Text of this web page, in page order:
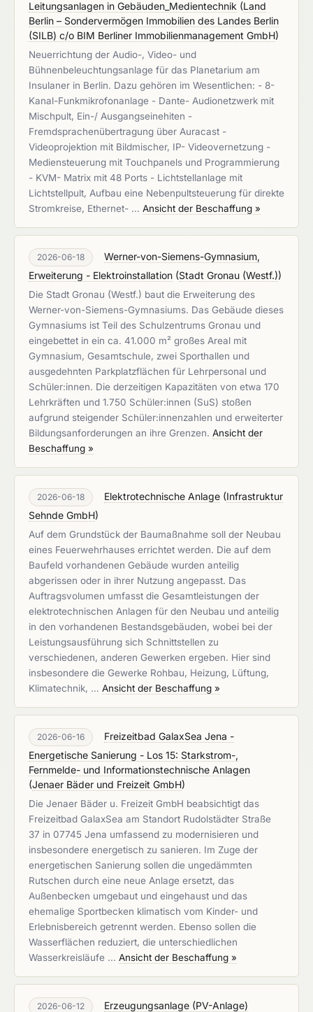
Leitungsanlagen in Gebäuden_Medientechnik (Land
Berlin – Sondervermögen Immobilien des Landes Berlin
(SILB) c/o BIM Berliner Immobilienmanagement GmbH)
Neuerrichtung der Audio-, Video- und
Bühnenbeleuchtungsanlage für das Planetarium am
Insulaner in Berlin. Dazu gehören im Wesentlichen: - 8-
Kanal-Funkmikrofonanlage - Dante- Audionetzwerk mit
Mischpult, Ein-/ Ausgangseinehiten -
Fremdsprachenübertragung über Auracast -
Videoprojektion mit Bildmischer, IP- Videovernetzung -
Mediensteuerung mit Touchpanels und Programmierung
- KVM- Matrix mit 48 Ports - Lichtstellanlage mit
Lichtstellpult, Aufbau eine Nebenpultsteuerung für direkte
Stromkreise, Ethernet- … Ansicht der Beschaffung »
2026-06-18
Werner-von-Siemens-Gymnasium,
Erweiterung - Elektroinstallation (Stadt Gronau (Westf.))
Die Stadt Gronau (Westf.) baut die Erweiterung des
Werner-von-Siemens-Gymnasiums. Das Gebäude dieses
Gymnasiums ist Teil des Schulzentrums Gronau und
eingebettet in ein ca. 41.000 m² großes Areal mit
Gymnasium, Gesamtschule, zwei Sporthallen und
ausgedehnten Parkplatzflächen für Lehrpersonal und
Schüler:innen. Die derzeitigen Kapazitäten von etwa 170
Lehrkräften und 1.750 Schüler:innen (SuS) stoßen
aufgrund steigender Schüler:innenzahlen und erweiterter
Bildungsanforderungen an ihre Grenzen. Ansicht der
Beschaffung »
2026-06-18 Elektrotechnische Anlage (Infrastruktur
Sehnde GmbH)
Auf dem Grundstück der Baumaßnahme soll der Neubau
eines Feuerwehrhauses errichtet werden. Die auf dem
Baufeld vorhandenen Gebäude wurden anteilig
abgerissen oder in ihrer Nutzung angepasst. Das
Auftragsvolumen umfasst die Gesamtleistungen der
elektrotechnischen Anlagen für den Neubau und anteilig
in den vorhandenen Bestandsgebäuden, wobei bei der
Leistungsausführung sich Schnittstellen zu
verschiedenen, anderen Gewerken ergeben. Hier sind
insbesondere die Gewerke Rohbau, Heizung, Lüftung,
Klimatechnik, … Ansicht der Beschaffung »
2026-06-16
Freizeitbad GalaxSea Jena -
Energetische Sanierung - Los 15: Starkstrom-,
Fernmelde- und Informationstechnische Anlagen
(Jenaer Bäder und Freizeit GmbH)
Die Jenaer Bäder u. Freizeit GmbH beabsichtigt das
Freizeitbad GalaxSea am Standort Rudolstädter Straße
37 in 07745 Jena umfassend zu modernisieren und
insbesondere energetisch zu sanieren. Im Zuge der
energetischen Sanierung sollen die ungedämmten
Rutschen durch eine neue Anlage ersetzt, das
Außenbecken umgebaut und eingehaust und das
ehemalige Sportbecken klimatisch vom Kinder- und
Erlebnisbereich getrennt werden. Ebenso sollen die
Wasserflächen reduziert, die unterschiedlichen
Wasserkreisläufe … Ansicht der Beschaffung »
2026-06-12
Erzeugungsanlage (PV-Anlage)